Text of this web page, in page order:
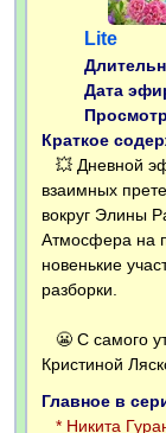
Lite
Дата
Краткое
💥 Дневной
взаимных
вокруг Элины
Атмосфера на
новенькие
разборки.
😬 С самого
Кристиной
Главное в
* Никита